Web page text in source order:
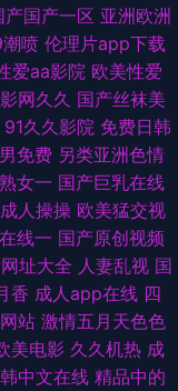
洲欧美手机在线 亚洲欧
看 91原创大神在线观看
产AV 俺来也听听婷婷
美国十八 亚洲天堂av网
碰97在线观看99 国产黑
人综合 香蕉伊人91 51
人在线不卡 国产9199 国
产国产一区 亚洲欧洲
喷 伦理片app下载
爱aa影院 欧美性爱
网久久 国产丝袜美
91久久影院 免费日韩
免费 另类亚洲色情
女一 国产巨乳在线
人操操 欧美猛交视
线一 国产原创视频
址大全 人妻乱视 国
香 成人app在线 四
站 激情五月天色色
美电影 久久机热 成
中文在线 精品中的